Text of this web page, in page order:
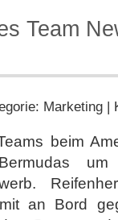
Team
Marketing |
beim
an Bord